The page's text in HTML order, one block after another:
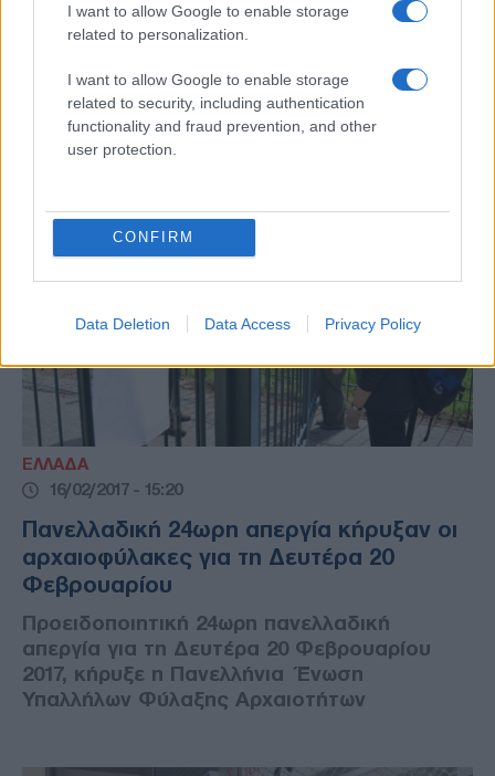
I want to allow Google to enable storage
related to personalization.
I want to allow Google to enable storage
related to security, including authentication
functionality and fraud prevention, and other
user protection.
CONFIRM
Data Deletion Data Access Privacy Policy
Δείτε τι ισχύει για την απεργία στα μέσα
μαζικής μεταφοράς-Οδηγός «επιβίωσης» για
τις μετακινήσεις στην Πρωτεύουσα-Δείτε
ποιες ώρες και με ποιον τρόπο μπορείτε να
μετακινηθείτε
ΕΛΛΑΔΑ
16/02/2017 - 15:20
Πανελλαδική 24ωρη απεργία κήρυξαν οι
αρχαιοφύλακες για τη Δευτέρα 20
Φεβρουαρίου
Προειδοποιητική 24ωρη πανελλαδική
απεργία για τη Δευτέρα 20 Φεβρουαρίου
2017, κήρυξε η Πανελλήνια Ένωση
Υπαλλήλων Φύλαξης Αρχαιοτήτων